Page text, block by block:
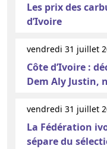
Les prix des
d’Ivoire
vendredi 31 juillet
Côte d’Ivoire :
Dem Aly Justin,
vendredi 31 juillet
La Fédération
sépare du